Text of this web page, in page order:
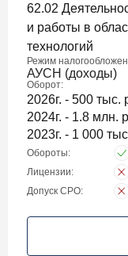
62.02
и работы в
технологий
Режим
АУСН (доходы)
Оборот:
2026г. - 500 тыс.
2024г. - 1.8 млн.
2023г. - 1 000
Обороты:
Лицензии:
Допуск СРО: